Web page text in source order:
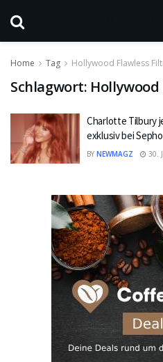
Home Tag Hollywood Flawless
Schlagwort: Hollywood
Charlotte Tilbury
exklusiv bei
BY NEWMAGZ 30.